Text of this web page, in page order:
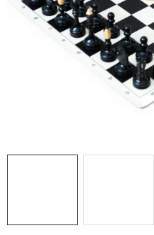
ȘAH ONLINE
MERCH ȘAH